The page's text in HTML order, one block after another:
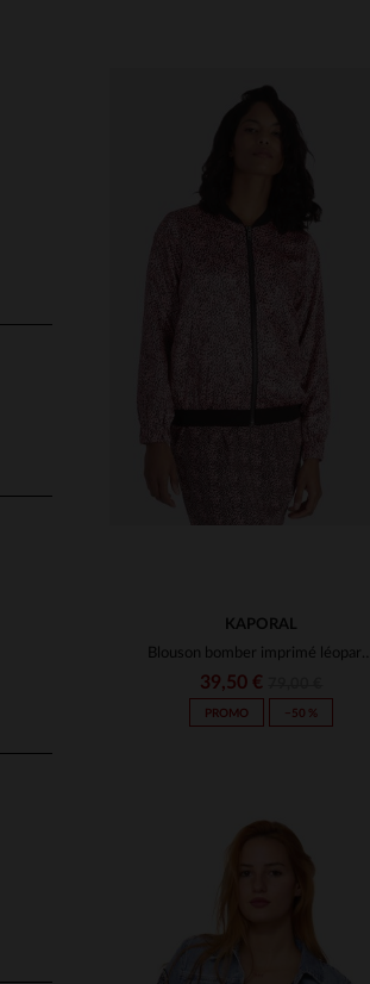
KAPORAL
Blouson bomber
39,50 €
PROMO −50 %